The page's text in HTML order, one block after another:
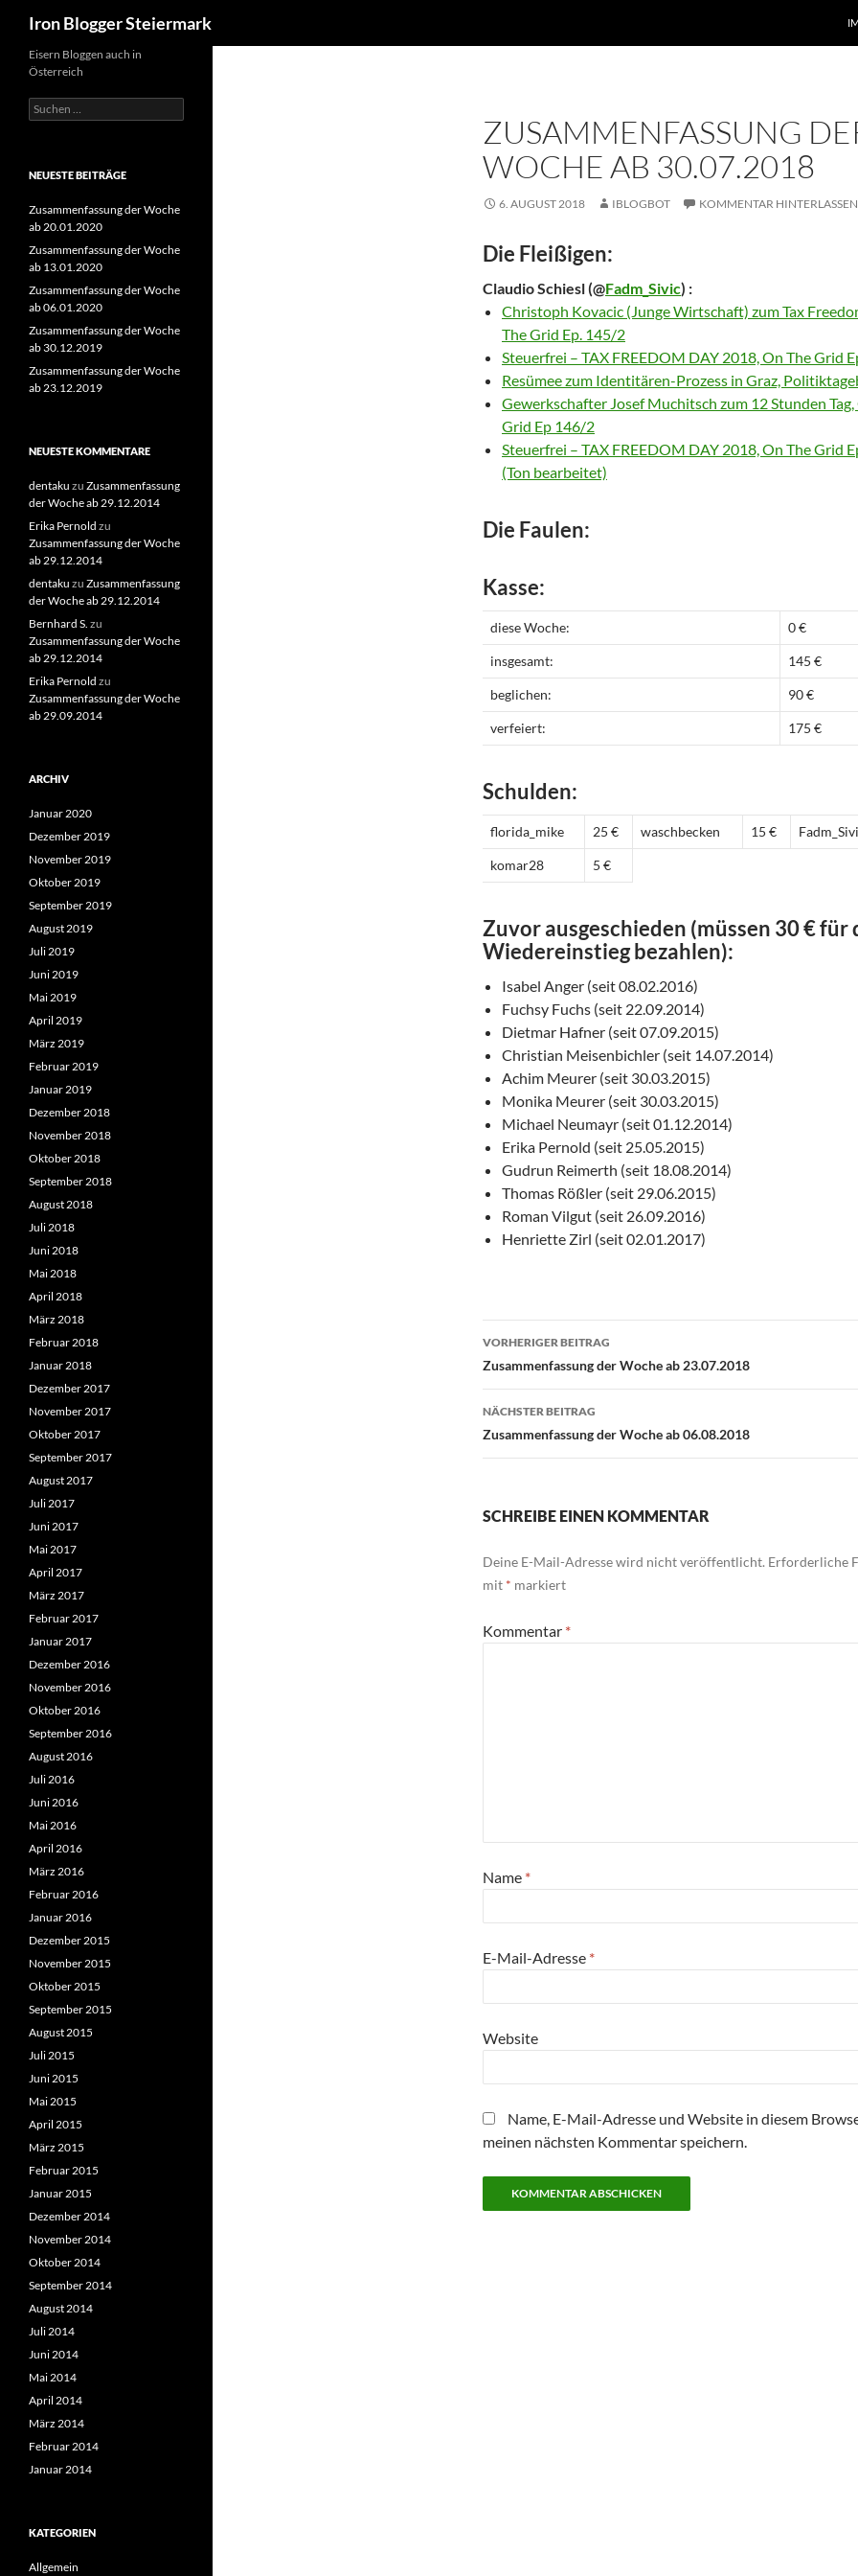
Inhalt
springen
Iron Blogger Steiermark
ZUSAMMENFASSUNG
WOCHE AB 30.07.2018
6. AUGUST 2018 IBLOGBOT KOMMENTAR HINTERLASSEN
Die Fleißigen:
Claudio Schiesl(@Fadm_Sivic) :
Christoph Kovacic (Junge Wirtschaft) zum Tax
The Grid Ep. 145/2
Steuerfrei – TAX FREEDOM DAY 2018, On The Grid
Resümee zum Identitären-Prozess in Graz,
Gewerkschafter Josef Muchitsch zum 12 Stunden Tag,
Grid Ep 146/2
Steuerfrei – TAX FREEDOM DAY 2018, On The Grid
(Ton bearbeitet)
Die Faulen:
Kasse:
diese Woche: 0 €
insgesamt: 145 €
beglichen: 90 €
verfeiert: 175 €
Schulden:
florida_mike 25 € waschbecken 15 €
komar28 5 €
Zuvor ausgeschieden (müssen 30 € für
Wiedereinstieg bezahlen):
Isabel Anger (seit 08.02.2016)
Fuchsy Fuchs (seit 22.09.2014)
Dietmar Hafner (seit 07.09.2015)
Christian Meisenbichler (seit 14.07.2014)
Achim Meurer (seit 30.03.2015)
Monika Meurer (seit 30.03.2015)
Michael Neumayr (seit 01.12.2014)
Erika Pernold (seit 25.05.2015)
Gudrun Reimerth (seit 18.08.2014)
Thomas Rößler (seit 29.06.2015)
Roman Vilgut (seit 26.09.2016)
Henriette Zirl (seit 02.01.2017)
Beitragsnavigation
VORHERIGER BEITRAG
Zusammenfassung der Woche ab 23.07.2018
NÄCHSTER BEITRAG
Zusammenfassung der Woche ab 06.08.2018
SCHREIBE EINEN KOMMENTAR
Deine E-Mail-Adresse wird nicht veröffentlicht. Erforderliche
mit * markiert
Kommentar *
Name *
E-Mail-Adresse *
Website
Name, E-Mail-Adresse und Website in diesem
meinen nächsten Kommentar speichern.
Eisern Bloggen auch in
Österreich
Suchen
nach:
NEUESTE BEITRÄGE
Zusammenfassung der Woche
ab 20.01.2020
Zusammenfassung der Woche
ab 13.01.2020
Zusammenfassung der Woche
ab 06.01.2020
Zusammenfassung der Woche
ab 30.12.2019
Zusammenfassung der Woche
ab 23.12.2019
NEUESTE KOMMENTARE
dentaku zu Zusammenfassung
der Woche ab 29.12.2014
Erika Pernold zu
Zusammenfassung der Woche
ab 29.12.2014
dentaku zu Zusammenfassung
der Woche ab 29.12.2014
Bernhard S. zu
Zusammenfassung der Woche
ab 29.12.2014
Erika Pernold zu
Zusammenfassung der Woche
ab 29.09.2014
ARCHIV
Januar 2020
Dezember 2019
November 2019
Oktober 2019
September 2019
August 2019
Juli 2019
Juni 2019
Mai 2019
April 2019
März 2019
Februar 2019
Januar 2019
Dezember 2018
November 2018
Oktober 2018
September 2018
August 2018
Juli 2018
Juni 2018
Mai 2018
April 2018
März 2018
Februar 2018
Januar 2018
Dezember 2017
November 2017
Oktober 2017
September 2017
August 2017
Juli 2017
Juni 2017
Mai 2017
April 2017
März 2017
Februar 2017
Januar 2017
Dezember 2016
November 2016
Oktober 2016
September 2016
August 2016
Juli 2016
Juni 2016
Mai 2016
April 2016
März 2016
Februar 2016
Januar 2016
Dezember 2015
November 2015
Oktober 2015
September 2015
August 2015
Juli 2015
Juni 2015
Mai 2015
April 2015
März 2015
Februar 2015
Januar 2015
Dezember 2014
November 2014
Oktober 2014
September 2014
August 2014
Juli 2014
Juni 2014
Mai 2014
April 2014
März 2014
Februar 2014
Januar 2014
KATEGORIEN
Allgemein